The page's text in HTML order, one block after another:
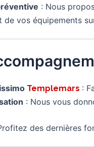
: Nous
de vos équipements
Templemars :
: Nous vous
des dernières